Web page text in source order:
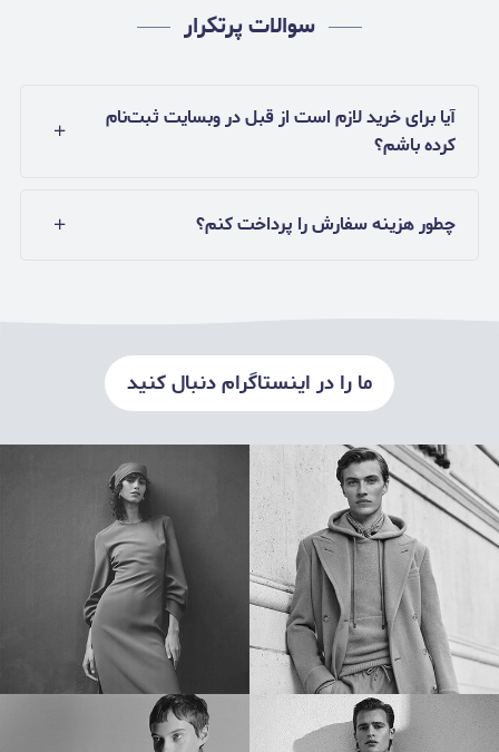
سوالات پرتکرار
آیا برای خرید لازم است از قبل در وبسایت ثبت‌نام
کرده باشم؟
چطور هزینه سفارش را پرداخت کنم؟
ما را در اینستاگرام دنبال کنید